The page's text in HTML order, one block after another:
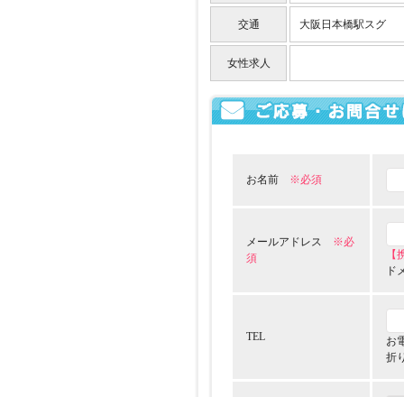
交通 大阪日本橋駅スグ
女性求人
お名前 ※必須
メールアドレス ※必
須
ド
TEL
お
折